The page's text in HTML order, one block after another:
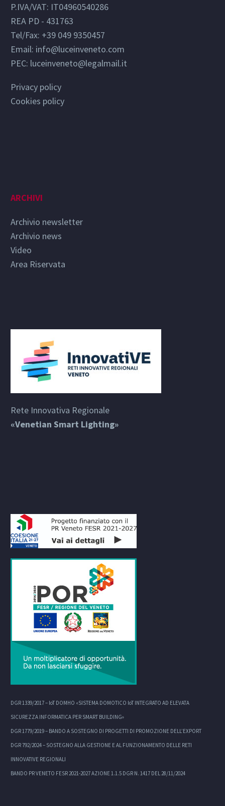
P.IVA/VAT: IT04960540286
REA PD - 431763
Tel/Fax: +39 049 9350457
Email: info@luceinveneto.com
PEC: luceinveneto@legalmail.it
Privacy policy
Cookies policy
ARCHIVI
Archivio newsletter
Archivio news
Video
Area Riservata
Rete Innovativa Regionale
«Venetian Smart Lighting»
DGR 1339/2017 – IoT DOMHO «SISTEMA DOMOTICO IoT INTEGRATO AD ELEVATA
SICUREZZA INFORMATICA PER SMART BUILDING»
DGR 1779/2019 – BANDO A SOSTEGNO DI PROGETTI DI PROMOZIONE DELL’EXPORT
DGR 792/2024 – SOSTEGNO ALLA GESTIONE E AL FUNZIONAMENTO DELLE RETI
INNOVATIVE REGIONALI
BANDO PR VENETO FESR 2021-2027 AZIONE 1.1.5 DGR N. 1417 DEL 28/11/2024